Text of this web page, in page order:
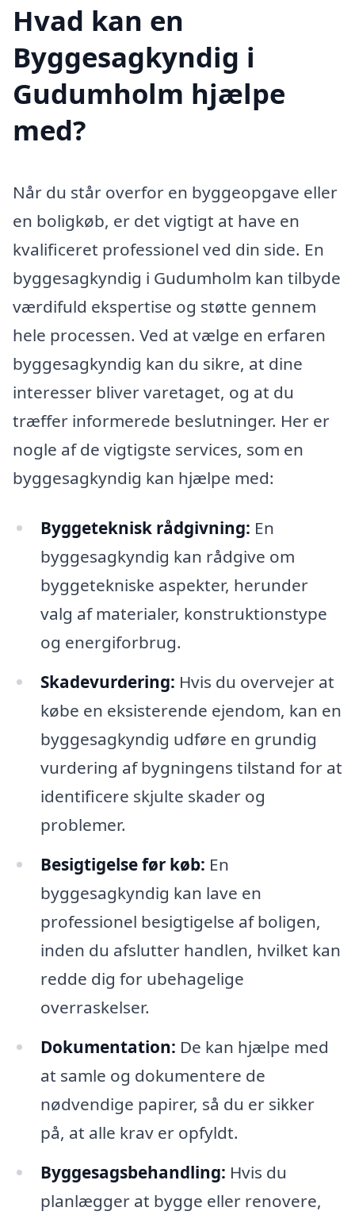
Hvad kan en
Byggesagkyndig i
Gudumholm hjælpe
med?
Når du står overfor en byggeopgave eller
en boligkøb, er det vigtigt at have en
kvalificeret professionel ved din side. En
byggesagkyndig i Gudumholm kan tilbyde
værdifuld ekspertise og støtte gennem
hele processen. Ved at vælge en erfaren
byggesagkyndig kan du sikre, at dine
interesser bliver varetaget, og at du
træffer informerede beslutninger. Her er
nogle af de vigtigste services, som en
byggesagkyndig kan hjælpe med:
Byggeteknisk rådgivning: En
byggesagkyndig kan rådgive om
byggetekniske aspekter, herunder
valg af materialer, konstruktionstype
og energiforbrug.
Skadevurdering: Hvis du overvejer at
købe en eksisterende ejendom, kan en
byggesagkyndig udføre en grundig
vurdering af bygningens tilstand for at
identificere skjulte skader og
problemer.
Besigtigelse før køb: En
byggesagkyndig kan lave en
professionel besigtigelse af boligen,
inden du afslutter handlen, hvilket kan
redde dig for ubehagelige
overraskelser.
Dokumentation: De kan hjælpe med
at samle og dokumentere de
nødvendige papirer, så du er sikker
på, at alle krav er opfyldt.
Byggesagsbehandling: Hvis du
planlægger at bygge eller renovere,